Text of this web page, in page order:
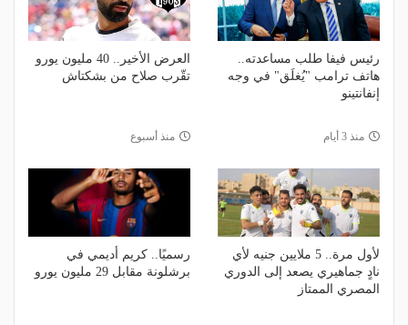
رئيس فيفا طلب مساعدته..
هاتف ترامب "يُغلَق" في وجه
إنفانتينو
منذ 3 أيام
العرض الأخير.. 40 مليون يورو
تقّرب صلاح من بشكتاش
منذ أسبوع
لأول مرة.. 5 ملايين جنيه لأي
نادٍ جماهيري يصعد إلى الدوري
المصري الممتاز
رسميًا.. كريم أديمي في
برشلونة مقابل 29 مليون يورو